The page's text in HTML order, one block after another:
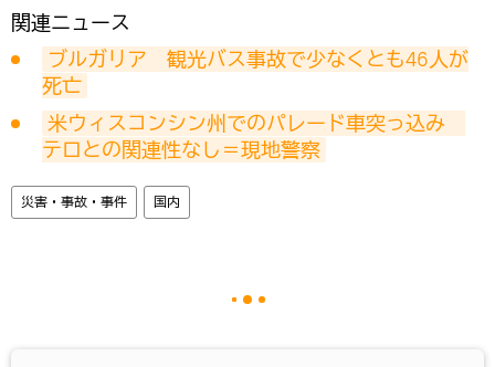
関連ニュース
ブルガリア　観光バス事故で少なくとも46人が
死亡
米ウィスコンシン州でのパレード車突っ込み
テロとの関連性なし＝現地警察
災害・事故・事件 国内